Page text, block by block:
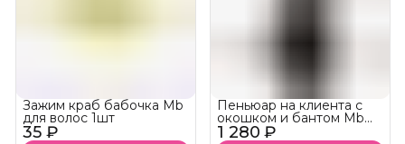
35 ₽
Зажим краб бабочка Mb
для волос 1шт
1 280 ₽
Пеньюар на клиента с
окошком и бантом Mb
ПРОФИ и бантом